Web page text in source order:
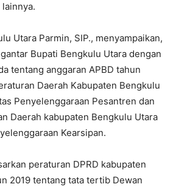
Utara Parmin, SIP., menyampaikan,
Bupati Bengkulu Utara dengan
tentang anggaran APBD tahun
Daerah Kabupaten Bengkulu
Penyelenggaraan Pesantren dan
Daerah kabupaten Bengkulu Utara
Kearsipan.
peraturan DPRD kabupaten
2019 tentang tata tertib Dewan